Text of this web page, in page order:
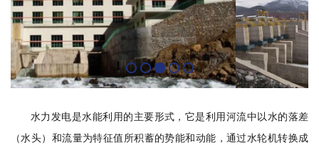
水力发电是水能利用的主要形式，它是利用河流中以水的落差
（水头）和流量为特征值所积蓄的势能和动能，通过水轮机转换成